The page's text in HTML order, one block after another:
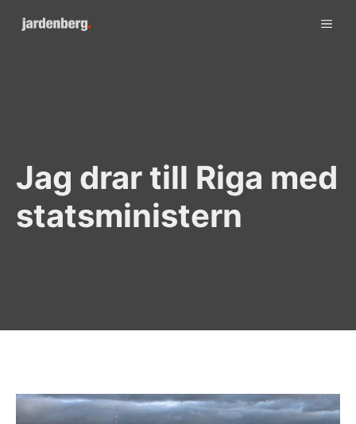
Jag drar till Riga med
statsministern